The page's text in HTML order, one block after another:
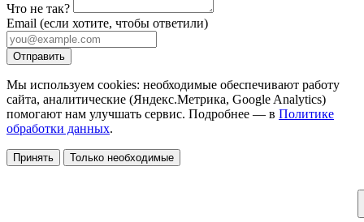
Что не так?
Email (если хотите, чтобы ответили)
Отправить
Мы используем cookies: необходимые обеспечивают работу
сайта, аналитические (Яндекс.Метрика, Google Analytics)
помогают нам улучшать сервис. Подробнее — в Политике
обработки данных.
Принять Только необходимые